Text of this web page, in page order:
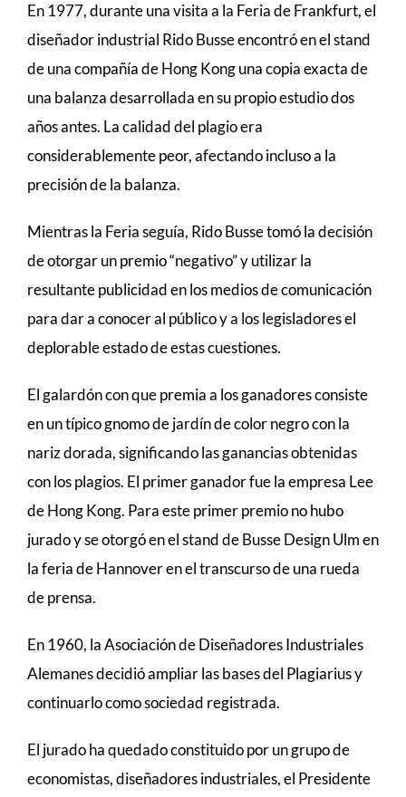
En 1977, durante una visita a la Feria de Frankfurt, el
diseñador industrial Rido Busse encontró en el stand
de una compañía de Hong Kong una copia exacta de
una balanza desarrollada en su propio estudio dos
años antes. La calidad del plagio era
considerablemente peor, afectando incluso a la
precisión de la balanza.
Mientras la Feria seguía, Rido Busse tomó la decisión
de otorgar un premio “negativo” y utilizar la
resultante publicidad en los medios de comunicación
para dar a conocer al público y a los legisladores el
deplorable estado de estas cuestiones.
El galardón con que premia a los ganadores consiste
en un típico gnomo de jardín de color negro con la
nariz dorada, significando las ganancias obtenidas
con los plagios. El primer ganador fue la empresa Lee
de Hong Kong. Para este primer premio no hubo
jurado y se otorgó en el stand de Busse Design Ulm en
la feria de Hannover en el transcurso de una rueda
de prensa.
En 1960, la Asociación de Diseñadores Industriales
Alemanes decidió ampliar las bases del Plagiarius y
continuarlo como sociedad registrada.
El jurado ha quedado constituido por un grupo de
economistas, diseñadores industriales, el Presidente